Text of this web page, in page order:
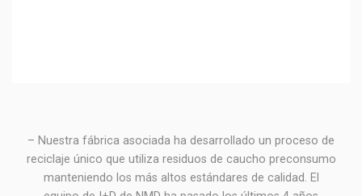
– Nuestra fábrica asociada ha desarrollado un proceso de
reciclaje único que utiliza residuos de caucho preconsumo
manteniendo los más altos estándares de calidad. El